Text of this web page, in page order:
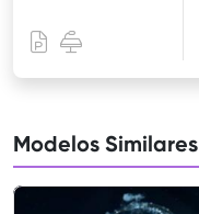
Modelos Similares